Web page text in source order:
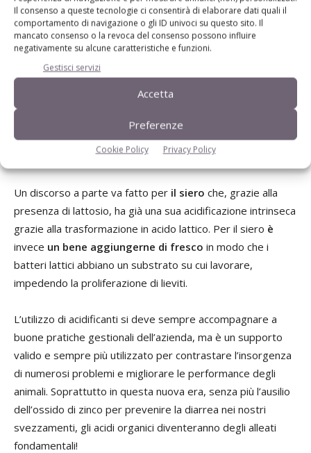
Il consenso a queste tecnologie ci consentirà di elaborare dati quali il
comportamento di navigazione o gli ID univoci su questo sito. Il
mancato consenso o la revoca del consenso possono influire
negativamente su alcune caratteristiche e funzioni.
Gestisci servizi
Accetta
Preferenze
Cookie Policy Privacy Policy
Il fulcro del problema dell’alimentazione liquida è ilresiduo
di brodache resta all’interno delle tubature e delle
cisterne di preparazione fra un pasto e l’altro. Questo
residuo causa fermentazioni e proliferazione di
microrganismi. Bisogna minimizzare la presenza di questo
residuo, prevenendo anche il più possibile la miscelazione
di prodotto fresco a quello dei pasti precedenti. Si possono
utilizzarevasche di recupero o sistemi che miscelino
spesso il residuoin modo che fermenti il meno possibile.
Un discorso a parte va fatto per il siero che, grazie alla
presenza di lattosio, ha già una sua acidificazione intrinseca
grazie alla trasformazione in acido lattico. Per il siero è
invece un bene aggiungerne di fresco in modo che i
batteri lattici abbiano un substrato su cui lavorare,
impedendo la proliferazione di lieviti.
L’utilizzo di acidificanti si deve sempre accompagnare a
buone pratiche gestionali dell’azienda, ma è un supporto
valido e sempre più utilizzato per contrastare l’insorgenza
di numerosi problemi e migliorare le performance degli
animali. Soprattutto in questa nuova era, senza più l’ausilio
dell’ossido di zinco per prevenire la diarrea nei nostri
svezzamenti, gli acidi organici diventeranno degli alleati
fondamentali!